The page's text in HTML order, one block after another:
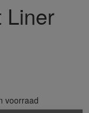
Liner
voorraad